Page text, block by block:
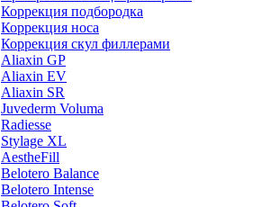
Коррекция подбородка
Коррекция носа
Коррекция скул филлерами
Aliaxin GP
Aliaxin EV
Aliaxin SR
Juvederm Voluma
Radiesse
Stylage XL
AestheFill
Belotero Balance
Belotero Intense